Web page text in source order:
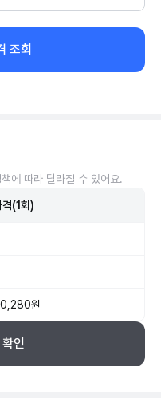
조회
에 따라 달라질 수 있어요.
격(1회)
원
인